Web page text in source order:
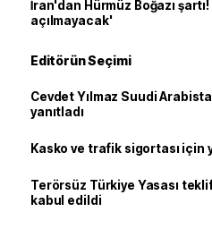
İran'dan Hürmüz Boğazı
açılmayacak'
Editörün Seçimi
Cevdet Yılmaz Suudi
yanıtladı
Kasko ve trafik sigortası için
Terörsüz Türkiye Yasası
kabul edildi